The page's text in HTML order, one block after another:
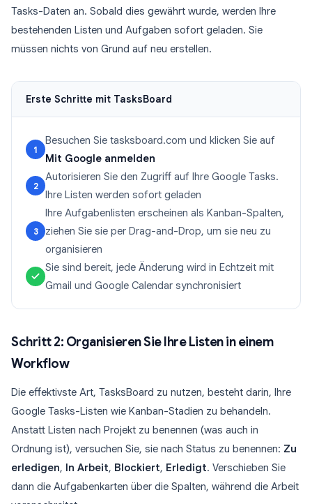
Tasks-Daten an. Sobald dies gewährt wurde, werden Ihre
bestehenden Listen und Aufgaben sofort geladen. Sie
müssen nichts von Grund auf neu erstellen.
Erste Schritte mit TasksBoard
1
Besuchen Sie tasksboard.com und klicken Sie auf
Mit Google anmelden
2
Autorisieren Sie den Zugriff auf Ihre Google Tasks.
Ihre Listen werden sofort geladen
3
Ihre Aufgabenlisten erscheinen als Kanban-Spalten,
ziehen Sie sie per Drag-and-Drop, um sie neu zu
organisieren
Sie sind bereit, jede Änderung wird in Echtzeit mit
Gmail und Google Calendar synchronisiert
Schritt 2: Organisieren Sie Ihre Listen in einem
Workflow
Die effektivste Art, TasksBoard zu nutzen, besteht darin, Ihre
Google Tasks-Listen wie Kanban-Stadien zu behandeln.
Anstatt Listen nach Projekt zu benennen (was auch in
Ordnung ist), versuchen Sie, sie nach Status zu benennen: Zu
erledigen, In Arbeit, Blockiert, Erledigt. Verschieben Sie
dann die Aufgabenkarten über die Spalten, während die Arbeit